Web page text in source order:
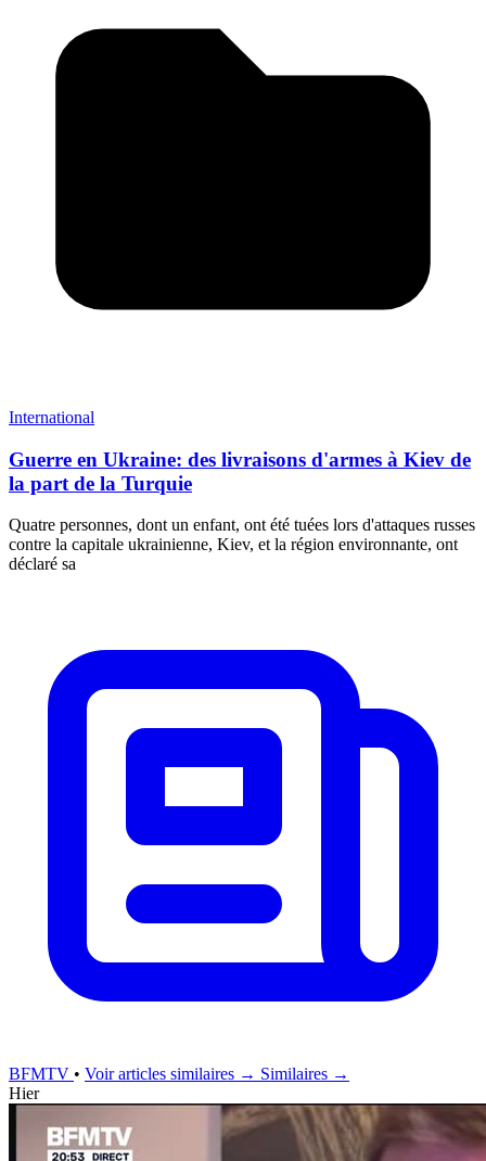
International
Guerre en Ukraine: des livraisons d'armes à Kiev de
la part de la Turquie
Quatre personnes, dont un enfant, ont été tuées lors d'attaques russes
contre la capitale ukrainienne, Kiev, et la région environnante, ont
déclaré sa
BFMTV • Voir articles similaires → Similaires →
Hier